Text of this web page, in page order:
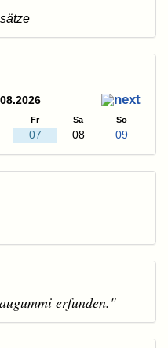
Fr Sa So
07 08 09
erfunden."